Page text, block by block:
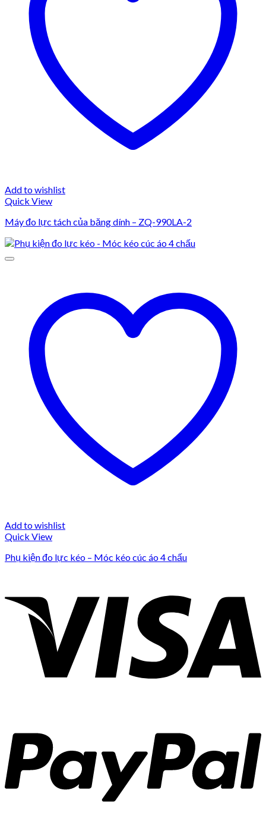
Add to wishlist
Quick View
Máy đo lực tách của băng dính – ZQ-990LA-2
Add to wishlist
Quick View
Phụ kiện đo lực kéo – Móc kéo cúc áo 4 chấu